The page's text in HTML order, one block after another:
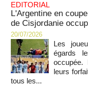
EDITORIAL
L'Argentine en
de Cisjordanie
20/07/2026
Les
égards
leurs
tous les...